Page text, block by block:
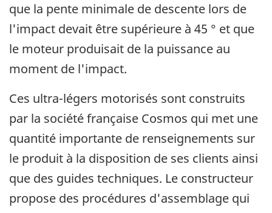
que la pente minimale de descente lors de
l'impact devait être supérieure à 45 ° et que
le moteur produisait de la puissance au
moment de l'impact.
Ces ultra-légers motorisés sont construits
par la société française Cosmos qui met une
quantité importante de renseignements sur
le produit à la disposition de ses clients ainsi
que des guides techniques. Le constructeur
propose des procédures d'assemblage qui